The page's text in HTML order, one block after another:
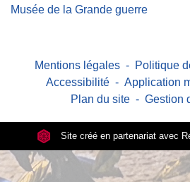
Musée de la Grande guerre
Mentions légales - Politique
Accessibilité - Application
Plan du site - Gestion
Site créé en partenariat avec